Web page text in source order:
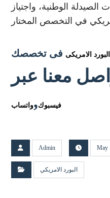
الصيدلة الوطنية، واجتياز
البورد الامريكى فى تخصصك
معنا عبر
فيسبوك,واتساب
Admin May
البورد الامريكي